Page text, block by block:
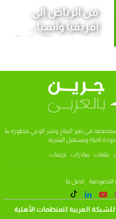
من الرياض إلى
إفريقيا وآسيا..
الصمود المناخي
حول العالم؟
متخصصة في تغير المناخ ونشر الوعي بخطورة ما
الحياة ومستقبل البشرية.
ملفات مبادرات ترجمات
الخصوصية اتصل بنا